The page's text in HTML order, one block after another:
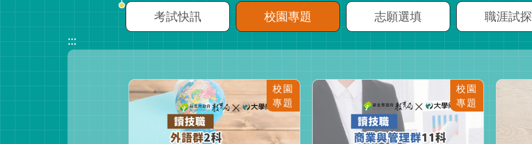
考試快訊 校園專題 志願選填 職涯試探
:::
校園
專題
校園
專題